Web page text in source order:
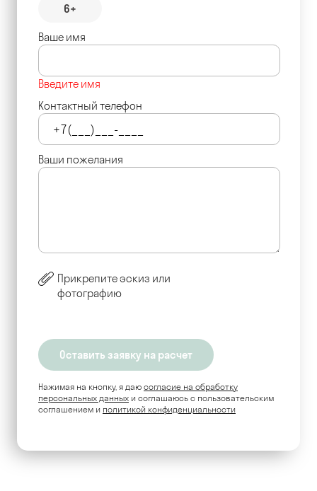
6+
Ваше имя
Введите имя
Контактный телефон
Ваши пожелания
Прикрепите эскиз или
фотографию
Нажимая на кнопку, я даю согласие на обработку
персональных данных и соглашаюсь c пользовательским
соглашением и политикой конфиденциальности